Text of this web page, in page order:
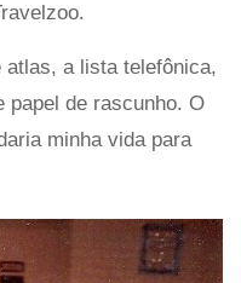
atlas, a lista telefônica,
papel de rascunho. O
minha vida para